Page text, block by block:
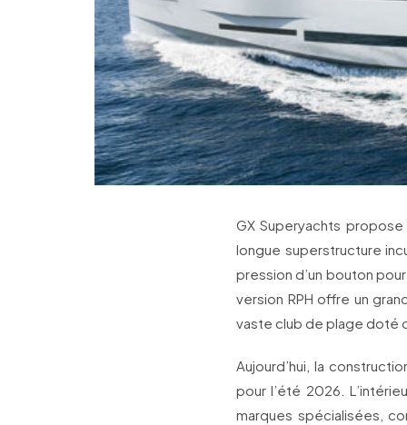
GX Superyachts
longue superstructure
pression d’un bouton
version RPH offre un
vaste club de plage doté
Aujourd’hui, la
pour l’été 2026.
marques spécialisées,